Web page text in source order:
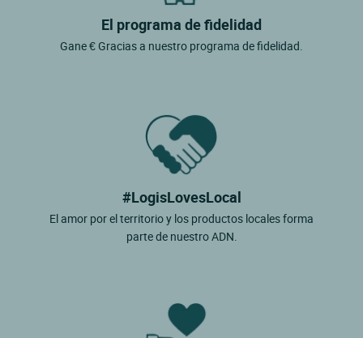
El programa de fidelidad
Gane € Gracias a nuestro programa de fidelidad.
#LogisLovesLocal
El amor por el territorio y los productos locales forma
parte de nuestro ADN.